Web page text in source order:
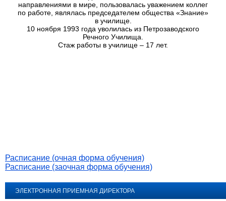
направлениями в мире, пользовалась уважением коллег
по работе, являлась председателем общества «Знание»
в училище.
10 ноября 1993 года уволилась из Петрозаводского
Речного Училища.
Стаж работы в училище – 17 лет.
Расписание (очная форма обучения)
Расписание (заочная форма обучения)
ЭЛЕКТРОННАЯ ПРИЕМНАЯ ДИРЕКТОРА